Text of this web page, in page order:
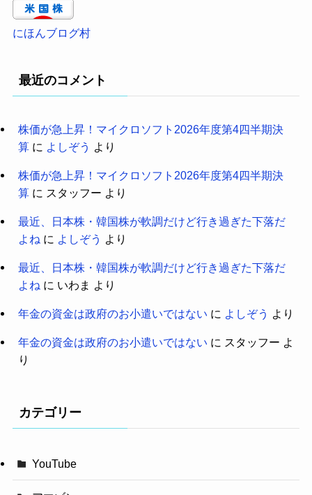
にほんブログ村
最近のコメント
株価が急上昇！マイクロソフト2026年度第4四半期決
算に よしぞう より
株価が急上昇！マイクロソフト2026年度第4四半期決
算に スタッフー より
最近、日本株・韓国株が軟調だけど行き過ぎた下落だ
よね に よしぞう より
最近、日本株・韓国株が軟調だけど行き過ぎた下落だ
よね に いわま より
年金の資金は政府のお小遣いではない に よしぞう より
年金の資金は政府のお小遣いではない に スタッフー よ
り
カテゴリー
YouTube